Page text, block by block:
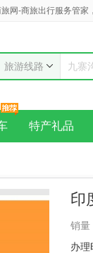
网-商旅出行服务管家
旅游线路
特产礼品
印
销量
办理